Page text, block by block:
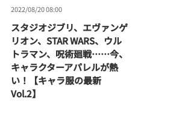
2022/08/20 08:00
スタジオジブリ、エヴァンゲ
リオン、STAR WARS、ウル
トラマン、呪術廻戦……今、
キャラクターアパレルが熱
い！【キャラ服の最新
Vol.2】